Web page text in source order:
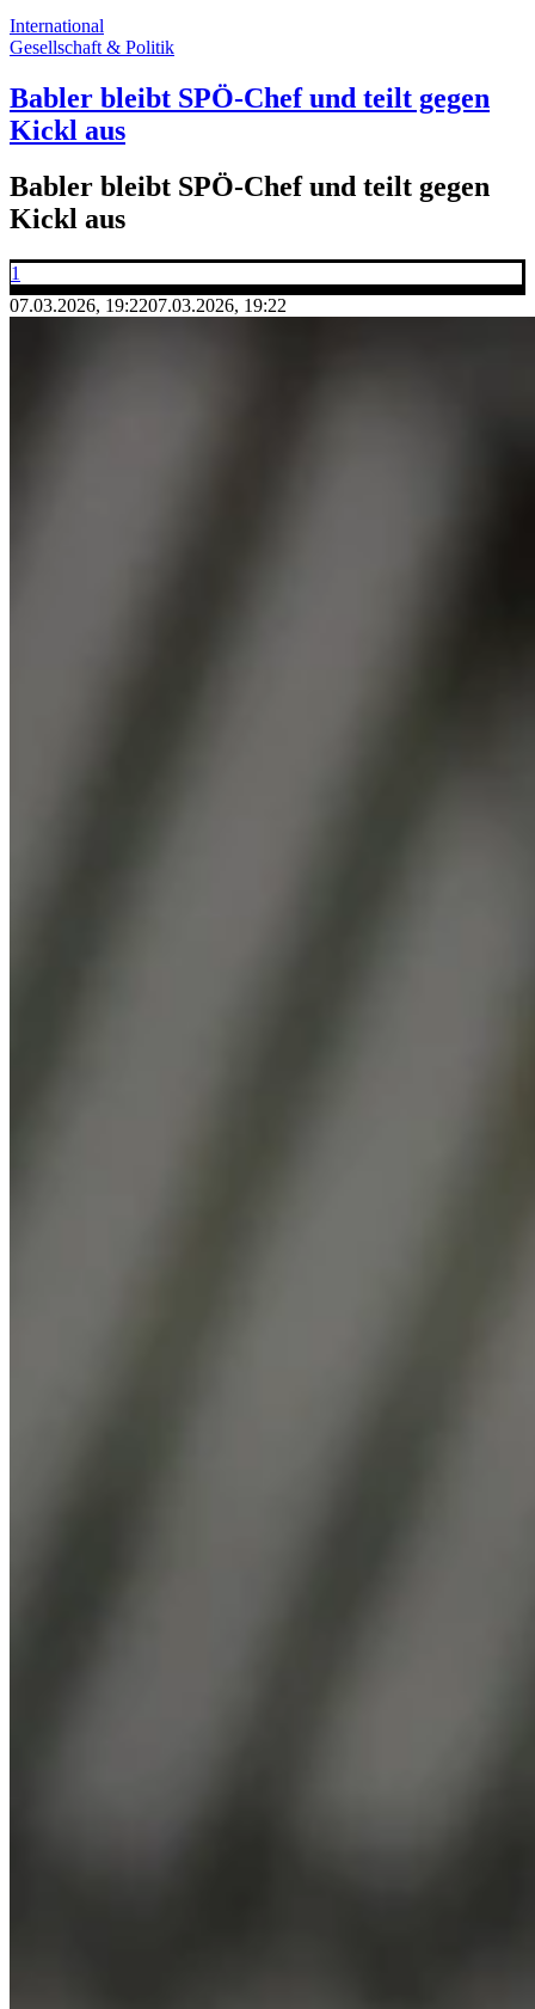
International
Gesellschaft & Politik
Babler bleibt SPÖ-Chef und teilt gegen
Kickl aus
Babler bleibt SPÖ-Chef und teilt gegen
Kickl aus
1
07.03.2026, 19:2207.03.2026, 19:22